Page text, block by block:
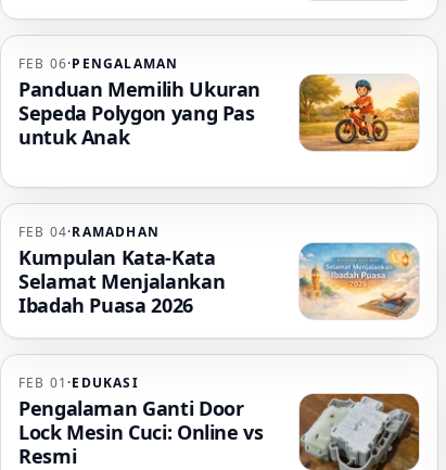
FEB 06·PENGALAMAN
Panduan Memilih Ukuran
Sepeda Polygon yang Pas
untuk Anak
FEB 04·RAMADHAN
Kumpulan Kata-Kata
Selamat Menjalankan
Ibadah Puasa 2026
FEB 01 ·EDUKASI
Pengalaman Ganti Door
Lock Mesin Cuci: Online vs
Resmi